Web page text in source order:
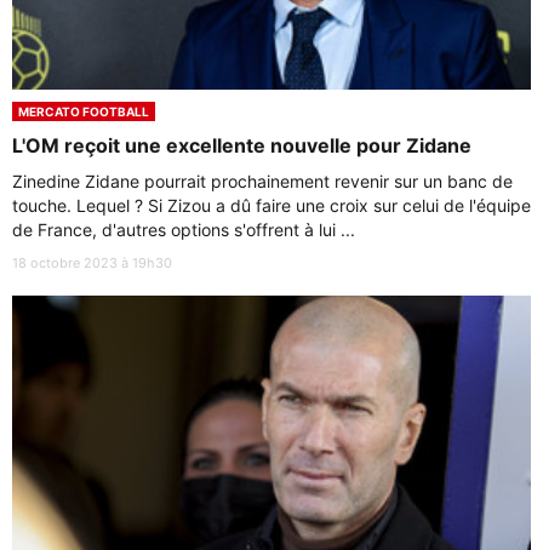
MERCATO FOOTBALL
L'OM reçoit une excellente nouvelle pour Zidane
Zinedine Zidane pourrait prochainement revenir sur un banc de
touche. Lequel ? Si Zizou a dû faire une croix sur celui de l'équipe
de France, d'autres options s'offrent à lui ...
18 octobre 2023 à 19h30